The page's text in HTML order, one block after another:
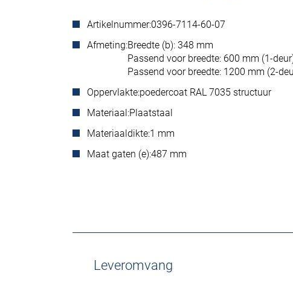
Artikelnummer:0396-7114-60-07
Afmeting:Breedte (b): 348 mm
Passend voor breedte: 600 mm (1-
Passend voor breedte: 1200 mm (2-
Oppervlakte:poedercoat RAL 7035 structuur
Materiaal:Plaatstaal
Materiaaldikte:1 mm
Maat gaten (e):487 mm
Leveromvang